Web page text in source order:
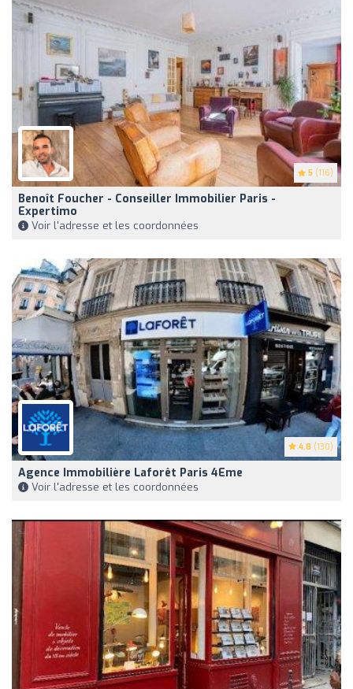
5 (116)
Benoît Foucher - Conseiller Immobilier Paris -
Expertimo
Voir l'adresse et les coordonnées
4.8 (130)
Agence Immobilière Laforêt Paris 4Eme
Voir l'adresse et les coordonnées